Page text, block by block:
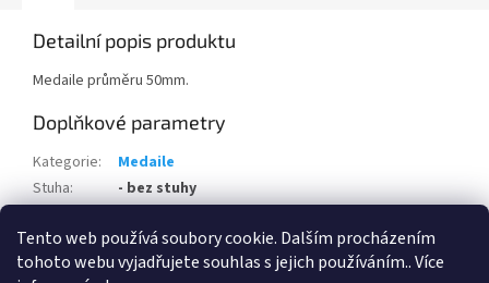
Tento web používá soubory cookie. Dalším procházením
tohoto webu vyjadřujete souhlas s jejich používáním.. Více
Detailní popis produktu
Medaile průměru 50mm.
Doplňkové parametry
Kategorie:
Medaile
Stuha:
- bez stuhy
Položka byla vyprodána…